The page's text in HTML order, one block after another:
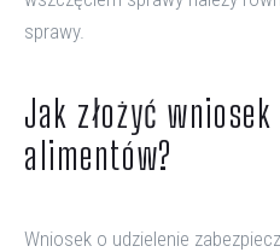
sprawy.
Jak złożyć
alimentów?
Wniosek o udzielenie